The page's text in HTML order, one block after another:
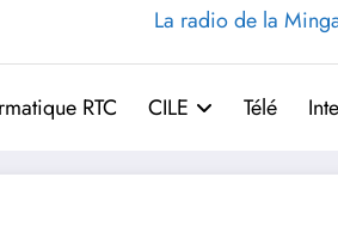
La radio de la
RTC CILE Télé